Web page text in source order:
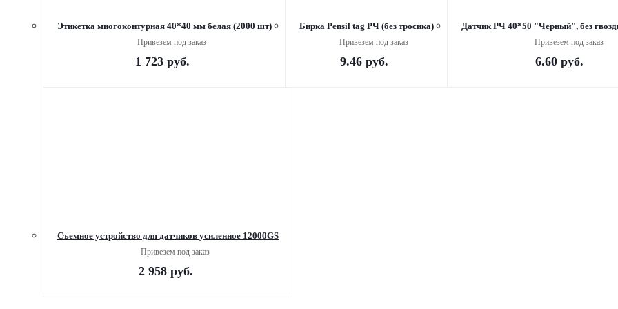
Этикетка многоконтурная 40*40 мм белая (2000 шт)
Привезем под заказ
1 723руб.
Бирка Pensil tag РЧ (без тросика)
Привезем под заказ
9.46 руб.
Датчик РЧ 40*50 "Черный", без
Привезем под заказ
6.60 руб.
Съемное устройство для датчиков усиленное 12000GS
Привезем под заказ
2 958руб.